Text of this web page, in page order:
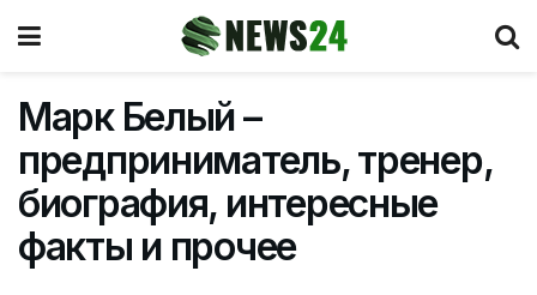
Марк Белый –
предприниматель, тренер,
биография, интересные
факты и прочее